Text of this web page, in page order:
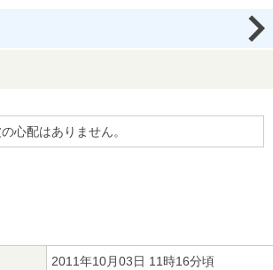
心配はありません。
2011年10月03日 11時16分頃